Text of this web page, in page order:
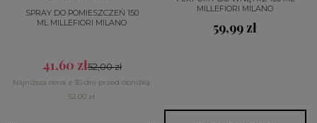
SPRAY DO POMIESZCZEŃ 150
ML MILLEFIORI MILANO
41,60 zł52,00 zł
Najniższa cena z 30 dni przed obniżką:
52,00 zł
MILLEFIORI MILANO
59,99 zł